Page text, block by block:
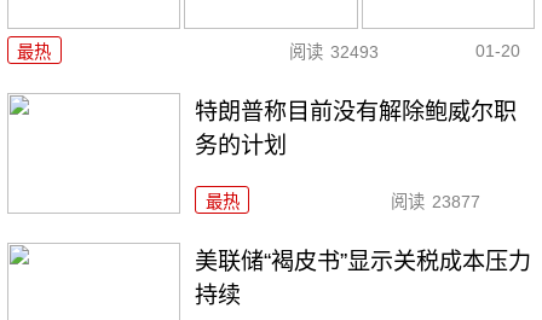
最热 阅读 32493 01-20
特朗普称目前没有解除鲍威尔职
务的计划
最热 阅读 23877
美联储“褐皮书”显示关税成本压力
持续